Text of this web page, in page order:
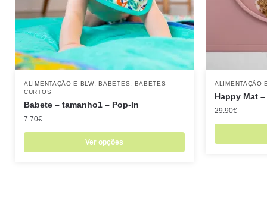
ALIMENTAÇÃO E BLW,BABETES
BABETES
CURTOS
Babete – tamanho1 – Pop-In
7.70€
Ver opções
ALIMENTAÇÃO
Happy Mat –
29.90€